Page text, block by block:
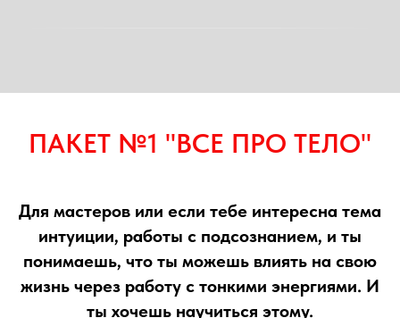
ПАКЕТ №1 "ВСЕ ПРО ТЕЛО"
Для мастеров или если тебе интересна тема
интуиции, работы с подсознанием, и ты
понимаешь, что ты можешь влиять на свою
жизнь через работу с тонкими энергиями. И
ты хочешь научиться этому.